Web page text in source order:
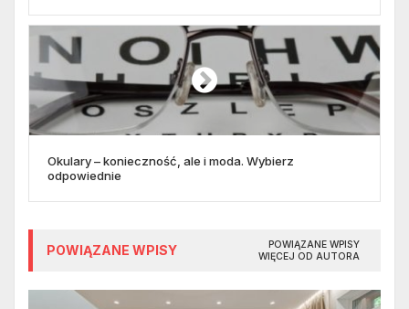
Okulary – konieczność, ale i moda. Wybierz
odpowiednie
POWIĄZANE WPISY
POWIĄZANE WPISY
WIĘCEJ OD AUTORA